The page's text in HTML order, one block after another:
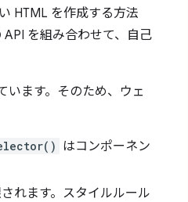
HTML を作成する方法
API を組み合わせて、自己
ます。そのため、ウェ
はコンポーネン
れます。スタイルルール